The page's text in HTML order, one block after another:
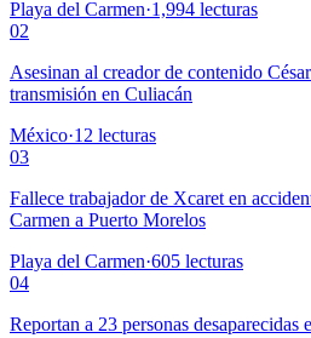
Playa del Carmen·1,994 lecturas
02
Asesinan al creador de contenido
transmisión en Culiacán
México·12 lecturas
03
Fallece trabajador de Xcaret en
Carmen a Puerto Morelos
Playa del Carmen·605 lecturas
04
Reportan a 23 personas desaparecidas